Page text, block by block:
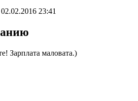
02.02.2016 23:41
Зарплата маловата.)